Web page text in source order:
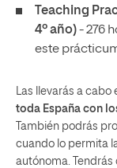
Teaching
4º año)- 276
este
Las llevarás a cabo
toda España con
También podrás
cuando lo permita
autónoma.